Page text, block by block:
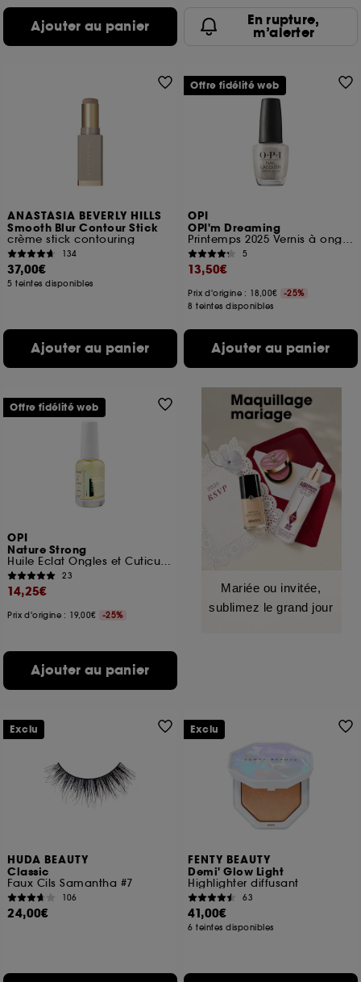
Ajouter au panier En rupture,
m’alerter
ANASTASIA BEVERLY HILLS
Smooth Blur Contour Stick
crème stick contouring
134
37,00€
5 teintes disponibles
Ajouter au panier
OPI
OPI'm Dreaming
Printemps 2025 Vernis à ongles classique tenue jusqu'à 7 jours
5
13,50€
Prix d'origine : 18,00€
-25%
8 teintes disponibles
Ajouter au panier
Offre fidélité web
OPI
Nature Strong
Huile Eclat Ongles et Cuticules Booster d'humeur
23
14,25€
Prix d'origine : 19,00€ -25%
Ajouter au panier
Offre fidélité web
Mariée ou invitée,
sublimez le grand jour
HUDA BEAUTY
Classic
Faux Cils Samantha #7
106
24,00€
Exclu
FENTY BEAUTY
Demi' Glow Light
Highlighter diffusant
63
41,00€
6 teintes disponibles
Exclu